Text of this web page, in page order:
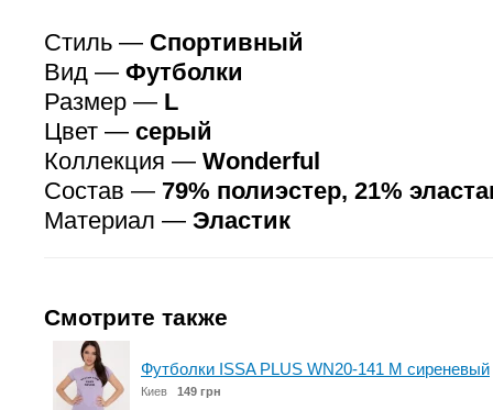
Стиль — Спортивный
Вид — Футболки
Размер — L
Цвет — серый
Коллекция — Wonderful
Состав — 79% полиэстер, 21%
Материал — Эластик
Смотрите также
Футболки ISSA PLUS WN20-141 M сиреневый
Киев 149 грн